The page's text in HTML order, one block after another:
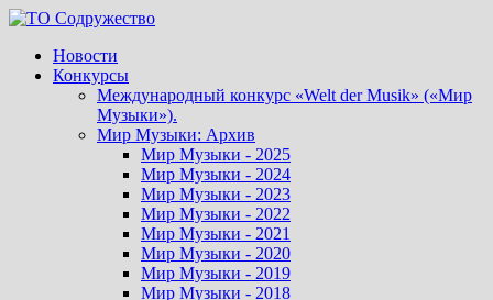
Перейти
содержимому
Новости
Конкурсы
Международный конкурс «Welt der Musik» («Мир
Музыки»).
Мир Музыки: Архив
Мир Музыки - 2025
Мир Музыки - 2024
Мир Музыки - 2023
Мир Музыки - 2022
Мир Музыки - 2021
Мир Музыки - 2020
Мир Музыки - 2019
Мир Музыки - 2018